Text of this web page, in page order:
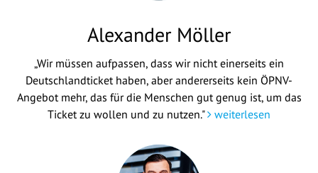
Alexander Möller
„Wir müssen aufpassen, dass wir nicht einerseits ein
Deutschlandticket haben, aber andererseits kein ÖPNV-
Angebot mehr, das für die Menschen gut genug ist, um das
Ticket zu wollen und zu nutzen."
weiterlesen